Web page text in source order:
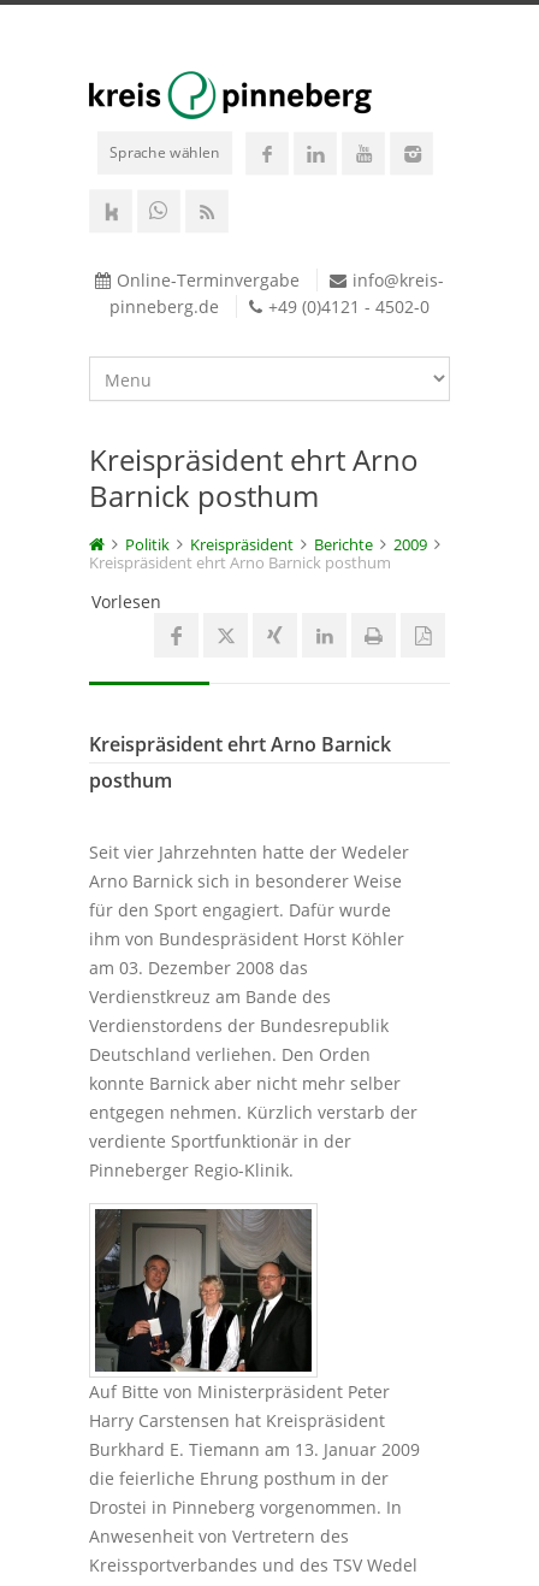
Sprache wählen
Online-Terminvergabe
info@kreis-
pinneberg.de
+49 (0)4121 - 4502-0
Kreispräsident ehrt Arno
Barnick posthum
Politik Kreispräsident Berichte
2009
Kreispräsident ehrt Arno Barnick posthum
Vorlesen
Kreispräsident ehrt Arno Barnick
posthum
Seit vier Jahrzehnten hatte der Wedeler
Arno Barnick sich in besonderer Weise
für den Sport engagiert. Dafür wurde
ihm von Bundespräsident Horst Köhler
am 03. Dezember 2008 das
Verdienstkreuz am Bande des
Verdienstordens der Bundesrepublik
Deutschland verliehen. Den Orden
konnte Barnick aber nicht mehr selber
entgegen nehmen. Kürzlich verstarb der
verdiente Sportfunktionär in der
Pinneberger Regio-Klinik.
Auf Bitte von Ministerpräsident Peter
Harry Carstensen hat Kreispräsident
Burkhard E. Tiemann am 13. Januar 2009
die feierliche Ehrung posthum in der
Drostei in Pinneberg vorgenommen. In
Anwesenheit von Vertretern des
Kreissportverbandes und des TSV Wedel